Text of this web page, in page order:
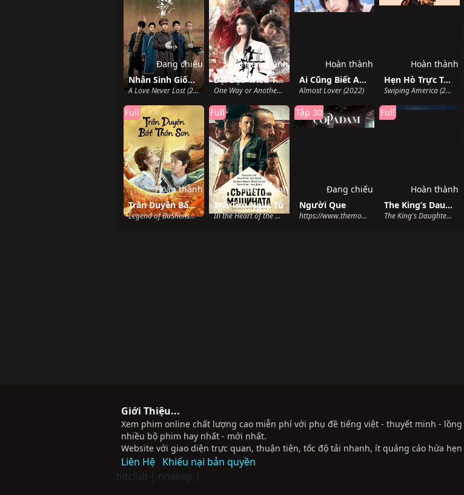
Nhân Sinh Giống Như Thuở Đầu Gặp Gỡ
A Love Never Lost (2025)
Đang chiếu
Đại Đạo Triều Thiên
One Way or Another (2024)
Hoàn thành
Ai Cũng Biết Anh Yêu Em
Almost Lover (2022)
Hoàn thành
Hẹn Hò Trực Tuyến Ở Mỹ
Swiping America (2023)
Hoàn thành
Trần Duyên Bất Thần Sơn
Legend of BuShenshan (2022)
Full
Hoàn thành
Trái Tim Ngục Tù
In the Heart of the Machine (2022)
Full
Hoàn thành
Người Que
https://www.themoviedb.org/tv/215275-cop-adam (2022)
Tập 30
Đang chiếu
The King’s Daughter
The King's Daughter (2022)
Full
Hoàn thành
Giới Thiệu...
Xem phim online chất lượng cao miễn phí với phụ đề tiếng việt - thuyết minh -
nhiều bộ phim hay nhất - mới nhất.
Website với giao diện trực quan, thuận tiện, tốc độ tải nhanh, ít quảng cáo hứa
Liên Hệ Khiếu nại bản quyền
hitclub | nhatvip |